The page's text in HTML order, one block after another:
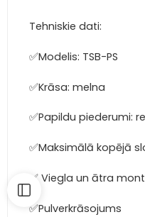
Tehniskie dati:
✅Modelis: TSB-PS
✅Krāsa: melna
✅Papildu piederumi:
✅Maksimālā kopējā
✅ Viegla un ātra
✅Pulverkrāsojums